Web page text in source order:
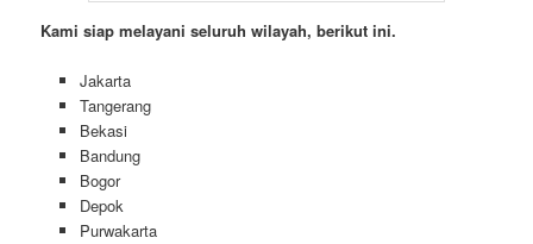
Kami siap melayani seluruh wilayah, berikut ini.
Jakarta
Tangerang
Bekasi
Bandung
Bogor
Depok
Purwakarta